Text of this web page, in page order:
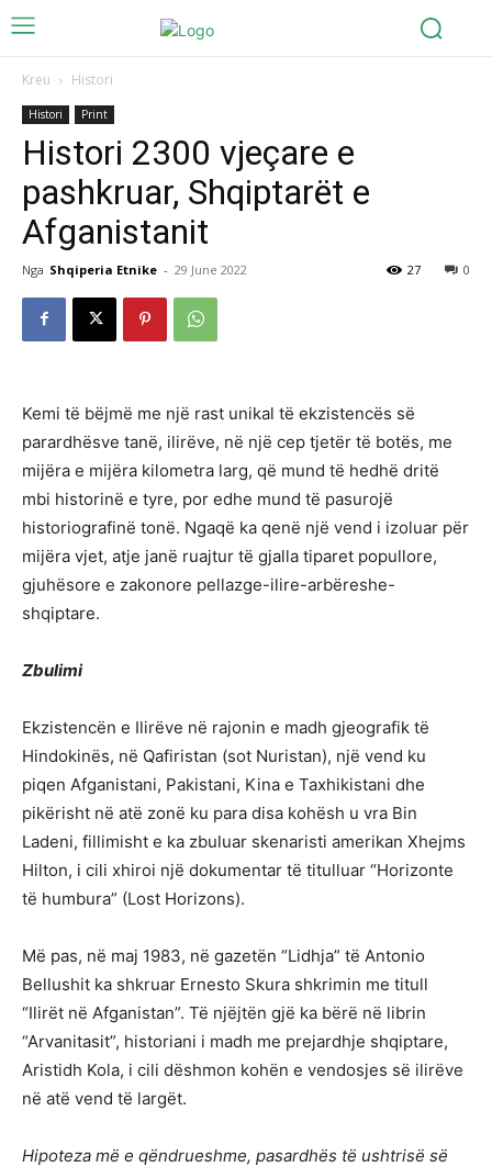
Kreu Histori
Histori Print
Histori 2300 vjeçare e
pashkruar, Shqiptarët e
Afganistanit
Nga Shqiperia Etnike - 29 June 2022 0
27
Kemi të bëjmë me një rast unikal të ekzistencës së
parardhësve tanë, ilirëve, në një cep tjetër të botës, me
mijëra e mijëra kilometra larg, që mund të hedhë dritë
mbi historinë e tyre, por edhe mund të pasurojë
historiografinë tonë. Ngaqë ka qenë një vend i izoluar për
mijëra vjet, atje janë ruajtur të gjalla tiparet popullore,
gjuhësore e zakonore pellazge-ilire-arbëreshe-
shqiptare.
Zbulimi
Ekzistencën e Ilirëve në rajonin e madh gjeografik të
Hindokinës, në Qafiristan (sot Nuristan), një vend ku
piqen Afganistani, Pakistani, Kina e Taxhikistani dhe
pikërisht në atë zonë ku para disa kohësh u vra Bin
Ladeni, fillimisht e ka zbuluar skenaristi amerikan Xhejms
Hilton, i cili xhiroi një dokumentar të titulluar “Horizonte
të humbura” (Lost Horizons).
Më pas, në maj 1983, në gazetën “Lidhja” të Antonio
Bellushit ka shkruar Ernesto Skura shkrimin me titull
“Ilirët në Afganistan”. Të njëjtën gjë ka bërë në librin
“Arvanitasit”, historiani i madh me prejardhje shqiptare,
Aristidh Kola, i cili dëshmon kohën e vendosjes së ilirëve
në atë vend të largët.
Hipoteza më e qëndrueshme, pasardhës të ushtrisë së